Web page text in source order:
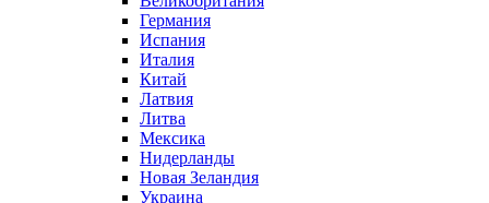
Германия
Испания
Италия
Китай
Латвия
Литва
Мексика
Нидерланды
Новая Зеландия
Украина